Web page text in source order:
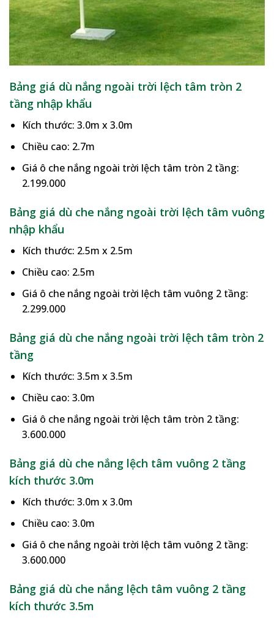
Bảng giá dù nắng ngoài trời lệch tâm tròn 2
tầng nhập khẩu
Kích thước: 3.0m x 3.0m
Chiều cao: 2.7m
Giá ô che nắng ngoài trời lệch tâm tròn 2 tầng:
2.199.000
Bảng giá dù che nắng ngoài trời lệch tâm vuông
nhập khẩu
Kích thước: 2.5m x 2.5m
Chiều cao: 2.5m
Giá ô che nắng ngoài trời lệch tâm vuông 2 tầng:
2.299.000
Bảng giá dù che nắng ngoài trời lệch tâm tròn 2
tầng
Kích thước: 3.5m x 3.5m
Chiều cao: 3.0m
Giá ô che nắng ngoài trời lệch tâm tròn 2 tầng:
3.600.000
Bảng giá dù che nắng lệch tâm vuông 2 tầng
kích thước 3.0m
Kích thước: 3.0m x 3.0m
Chiều cao: 3.0m
Giá ô che nắng ngoài trời lệch tâm vuông 2 tầng:
3.600.000
Bảng giá dù che nắng lệch tâm vuông 2 tầng
kích thước 3.5m